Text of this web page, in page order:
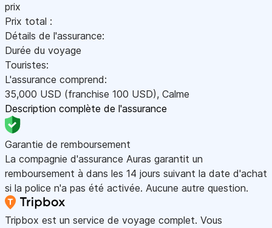
prix
Prix total :
Détails de l'assurance:
Durée du voyage
Touristes:
L'assurance comprend:
35,000 USD (franchise 100 USD), Calme
Description complète de l'assurance
Garantie de remboursement
La compagnie d'assurance Auras garantit un
remboursement à dans les 14 jours suivant la date d'achat
si la police n'a pas été activée. Aucune autre question.
Tripbox est un service de voyage complet. Vous